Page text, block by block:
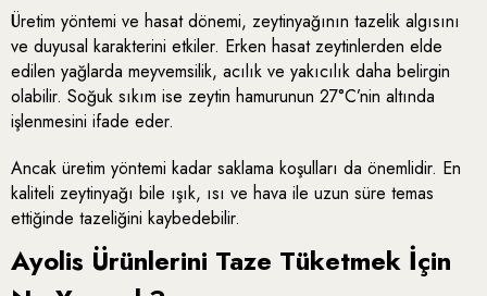
Üretim yöntemi ve hasat dönemi, zeytinyağının tazelik algısını
ve duyusal karakterini etkiler. Erken hasat zeytinlerden elde
edilen yağlarda meyvemsilik, acılık ve yakıcılık daha belirgin
olabilir. Soğuk sıkım ise zeytin hamurunun 27°C’nin altında
işlenmesini ifade eder.
Ancak üretim yöntemi kadar saklama koşulları da önemlidir. En
kaliteli zeytinyağı bile ışık, ısı ve hava ile uzun süre temas
ettiğinde tazeliğini kaybedebilir.
Ayolis Ürünlerini Taze Tüketmek İçin